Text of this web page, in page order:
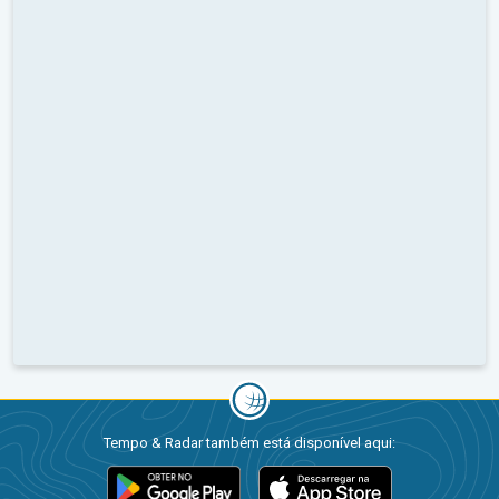
Tempo & Radar também está disponível aqui: